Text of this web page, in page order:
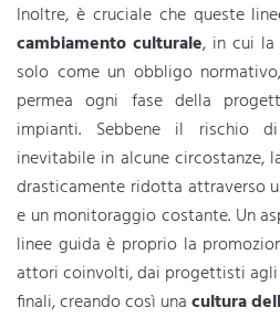
Inoltre, è cruciale che queste
cambiamento culturale, in cui la
solo come un obbligo
permea ogni fase della
impianti. Sebbene il rischio
inevitabile in alcune circostanze,
drasticamente ridotta attraverso
e un monitoraggio costante. Un
linee guida è proprio la
attori coinvolti, dai progettisti
finali, creando così unacultura